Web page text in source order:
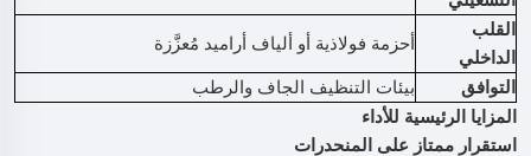
القلب
الداخلي
أحزمة فولاذية أو ألياف أراميد مُعزَّزة
التوافق
بيئات التنظيف الجاف والرطب
المزايا الرئيسية للأداء
استقرار ممتاز على المنحدرات